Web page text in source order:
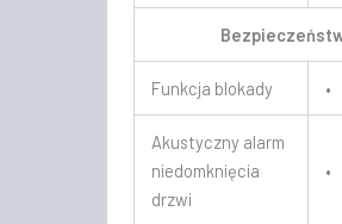
Funkcja blokady •
Akustyczny alarm
niedomknięcia
drzwi
•